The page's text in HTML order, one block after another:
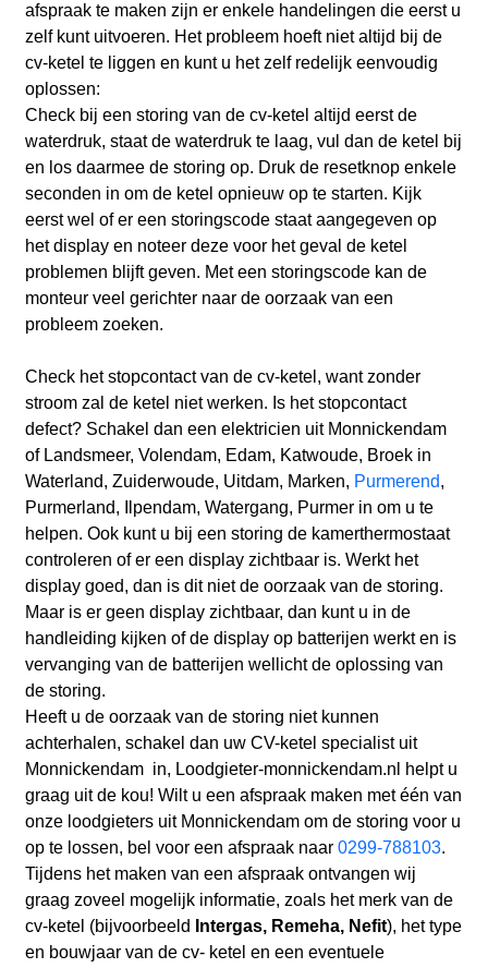
afspraak te maken zijn er enkele handelingen die eerst u
zelf kunt uitvoeren. Het probleem hoeft niet altijd bij de
cv-ketel te liggen en kunt u het zelf redelijk eenvoudig
oplossen:
Check bij een storing van de cv-ketel altijd eerst de
waterdruk, staat de waterdruk te laag, vul dan de ketel bij
en los daarmee de storing op. Druk de resetknop enkele
seconden in om de ketel opnieuw op te starten. Kijk
eerst wel of er een storingscode staat aangegeven op
het display en noteer deze voor het geval de ketel
problemen blijft geven. Met een storingscode kan de
monteur veel gerichter naar de oorzaak van een
probleem zoeken.
Check het stopcontact van de cv-ketel, want zonder
stroom zal de ketel niet werken. Is het stopcontact
defect? Schakel dan een elektricien uit Monnickendam
of Landsmeer, Volendam, Edam, Katwoude, Broek in
Waterland, Zuiderwoude, Uitdam, Marken, Purmerend,
Purmerland, Ilpendam, Watergang, Purmer in om u te
helpen. Ook kunt u bij een storing de kamerthermostaat
controleren of er een display zichtbaar is. Werkt het
display goed, dan is dit niet de oorzaak van de storing.
Maar is er geen display zichtbaar, dan kunt u in de
handleiding kijken of de display op batterijen werkt en is
vervanging van de batterijen wellicht de oplossing van
de storing.
Heeft u de oorzaak van de storing niet kunnen
achterhalen, schakel dan uw CV-ketel specialist uit
Monnickendam in, Loodgieter-monnickendam.nl helpt u
graag uit de kou! Wilt u een afspraak maken met één van
onze loodgieters uit Monnickendam om de storing voor u
op te lossen, bel voor een afspraak naar 0299-788103.
Tijdens het maken van een afspraak ontvangen wij
graag zoveel mogelijk informatie, zoals het merk van de
cv-ketel (bijvoorbeeld
Intergas, Remeha, Nefit), het type
en bouwjaar van de cv- ketel en een eventuele